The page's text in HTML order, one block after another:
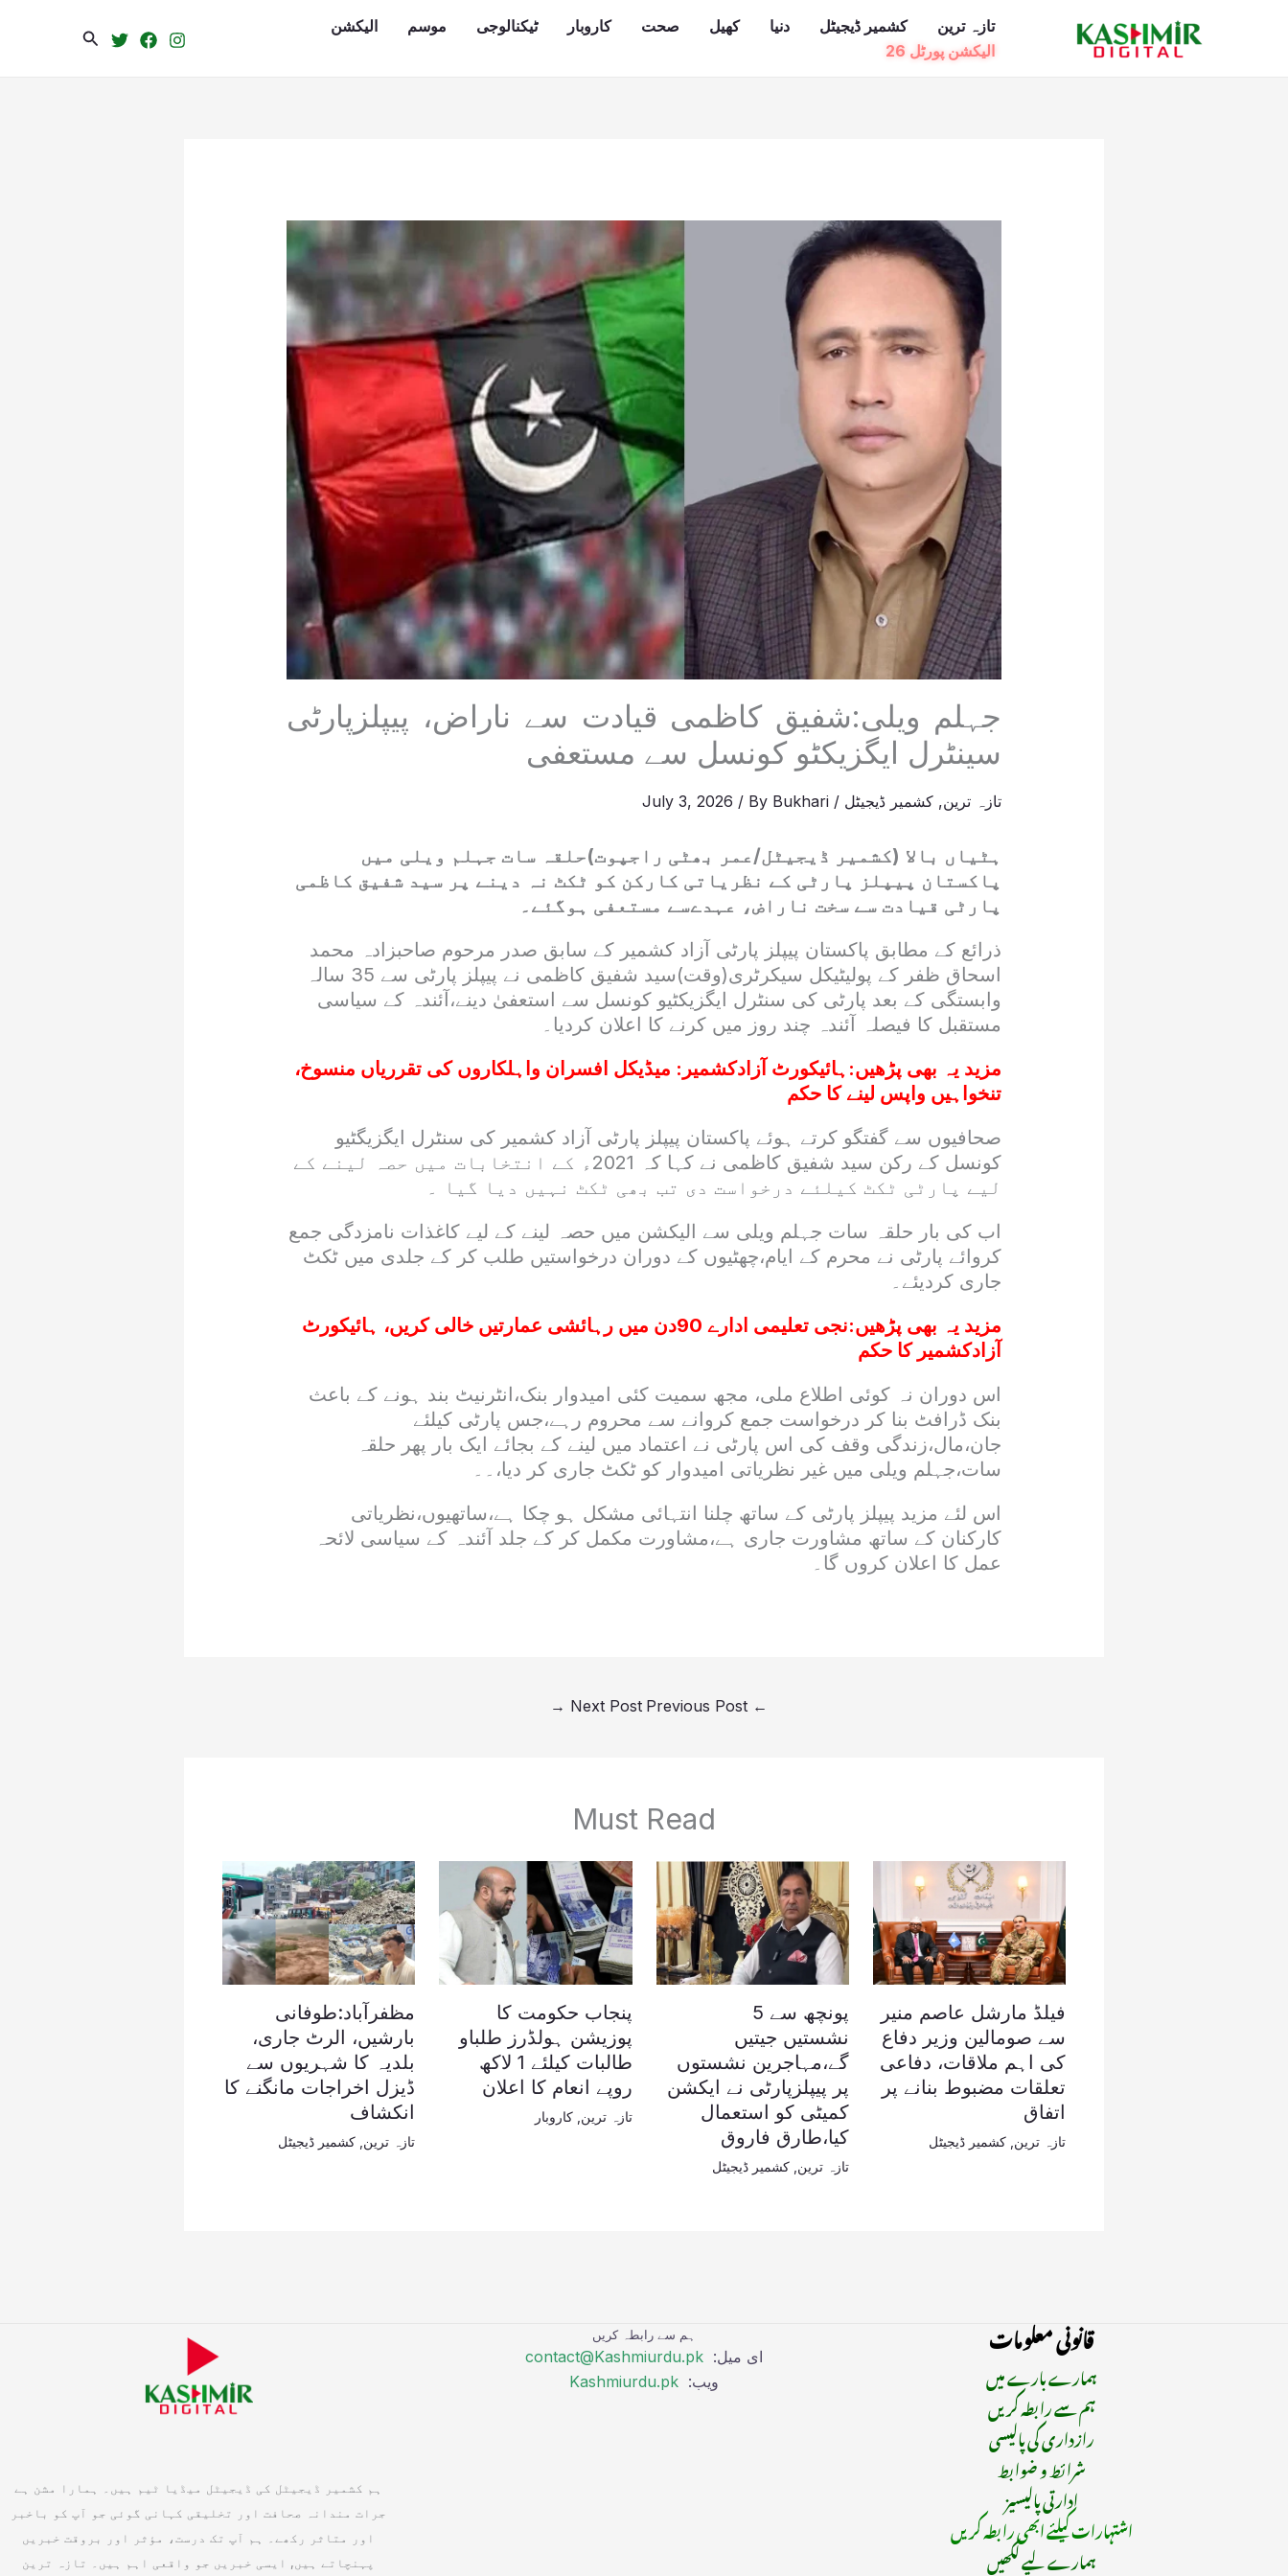
تازہ ترین کشمیر ڈیجیٹل دنیا کھیل صحت کاروبار ٹیکنالوجی موسم
الیکشن
الیکشن پورٹل 26
Search
جہلم ویلی:شفیق کاظمی قیادت سے ناراض، پیپلزپارٹی
سینٹرل ایگزیکٹو کونسل سے مستعفی
تازہ ترین, کشمیر ڈیجیٹل /
July 3, 2026 / By Bukhari
ہٹیاں بالا (کشمیر ڈیجیٹل/عمر بھٹی راجپوت)حلقہ سات جہلم ویلی میں
پاکستان پیپلز پارٹی کے نظریاتی کارکن کو ٹکٹ نہ دینے پر سید شفیق کاظمی
پارٹی قیادت سے سخت ناراض، عہدےسے مستعفی ہوگئے۔
ذرائع کے مطابق پاکستان پیپلز پارٹی آزاد کشمیر کے سابق صدر مرحوم صاحبزادہ محمد
اسحاق ظفر کے پولیٹیکل سیکرٹری(وقت)سید شفیق کاظمی نے پیپلز پارٹی سے 35 سالہ
وابستگی کے بعد پارٹی کی سنٹرل ایگزیکٹیو کونسل سے استعفیٰ دینے،آئندہ کے سیاسی
مستقبل کا فیصلہ آئندہ چند روز میں کرنے کا اعلان کردیا۔
مزید یہ بھی پڑھیں: ہائیکورٹ آزادکشمیر: میڈیکل افسران واہلکاروں کی تقرریاں منسوخ،
تنخواہیں واپس لینے کا حکم
صحافیوں سے گفتگو کرتے ہوئے پاکستان پیپلز پارٹی آزاد کشمیر کی سنٹرل ایگزیگٹیو
کونسل کے رکن سید شفیق کاظمی نے کہا کہ 2021ء کے انتخابات میں حصہ لینے کے
لیے پارٹی ٹکٹ کیلئے درخواست دی تب بھی ٹکٹ نہیں دیا گیا ۔
اب کی بار حلقہ سات جہلم ویلی سے الیکشن میں حصہ لینے کے لیے کاغذات نامزدگی جمع
کروائے پارٹی نے محرم کے ایام،چھٹیوں کے دوران درخواستیں طلب کر کے جلدی میں ٹکٹ
جاری کردیئے۔
مزید یہ بھی پڑھیں:
نجی تعلیمی ادارے 90دن میں رہائشی عمارتیں خالی کریں، ہائیکورٹ
آزادکشمیر کا حکم
اس دوران نہ کوئی اطلاع ملی، مجھ سمیت کئی امیدوار بنک،انٹرنیٹ بند ہونے کے باعث
بنک ڈرافٹ بنا کر درخواست جمع کروانے سے محروم رہے،جس پارٹی کیلئے
جان،مال،زندگی وقف کی اس پارٹی نے اعتماد میں لینے کے بجائے ایک بار پھر حلقہ
سات،جہلم ویلی میں غیر نظریاتی امیدوار کو ٹکٹ جاری کر دیا،۔۔
اس لئے مزید پیپلز پارٹی کے ساتھ چلنا انتہائی مشکل ہو چکا ہے،ساتھیوں،نظریاتی
کارکنان کے ساتھ مشاورت جاری ہے،مشاورت مکمل کر کے جلد آئندہ کے سیاسی لائحہ
عمل کا اعلان کروں گا۔
←
Next Post
→
Must Read
فیلڈ مارشل عاصم منیر
سے صومالین وزیر دفاع
کی اہم ملاقات، دفاعی
تعلقات مضبوط بنانے پر
اتفاق
تازہ ترین کشمیر ڈیجیٹل
پونچھ سے 5
نشستیں جیتیں
گے،مہاجرین نشستوں
پر پیپلزپارٹی نے ایکشن
کمیٹی کو استعمال
کیا،طارق فاروق
تازہ ترین ,کشمیر ڈیجیٹل
پنجاب حکومت کا
پوزیشن ہولڈرز طلباو
طالبات کیلئے 1 لاکھ
روپے انعام کا اعلان
تازہ ترین ,کاروبار
مظفرآباد:طوفانی
بارشیں، الرٹ جاری،
بلدیہ کا شہریوں سے
ڈیزل اخراجات مانگنے کا
انکشاف
تازہ ترین کشمیر ڈیجیٹل
قانونی معلومات
ہمارے بارے میں
ہم سے رابطہ کریں
رازداری کی پالیسی
شرائط و ضوابط
ادارتی پالیسیز
اشتہارات کیلئے ابھی رابطہ کریں
ہمارے لیے لکھیں
ہم سے رابطہ کریں
ای میل: contact@Kashmiurdu.pk
ویب: Kashmiurdu.pk
ہم کشمیر ڈیجیٹل کی ڈیجیٹل میڈیا ٹیم ہیں۔ ہمارا مشن ہے
جرات مندانہ صحافت اور تخلیقی کہانی گوئی جو آپ کو باخبر
اور متاثر رکھے۔ ہم آپ تک درست، مؤثر اور بروقت خبریں
پہنچاتے ہیں, ایسی خبریں جو واقعی اہم ہیں۔ تازہ ترین